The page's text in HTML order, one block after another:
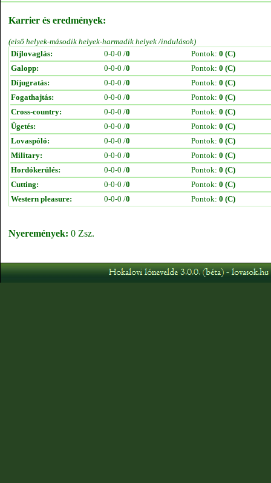
Karrier és eredmények:
(első helyek-második helyek-harmadik helyek /indulások)
Díjlovaglás:
0-0-0 /0 Pontok: 0 (C)
Galopp:
0-0-0 /0 Pontok: 0 (C)
Díjugratás:
0-0-0 /0 Pontok: 0 (C)
Fogathajtás:
0-0-0 /0 Pontok: 0 (C)
Cross-country:
0-0-0 /0 Pontok: 0 (C)
Ügetés:
0-0-0 /0 Pontok: 0 (C)
Lovaspóló:
0-0-0 /0 Pontok: 0 (C)
Military:
0-0-0 /0 Pontok: 0 (C)
Hordókerülés:
0-0-0 /0 Pontok: 0 (C)
Cutting:
0-0-0 /0 Pontok: 0 (C)
Western pleasure:
0-0-0 /0 Pontok: 0 (C)
Nyeremények: 0 Zsz.